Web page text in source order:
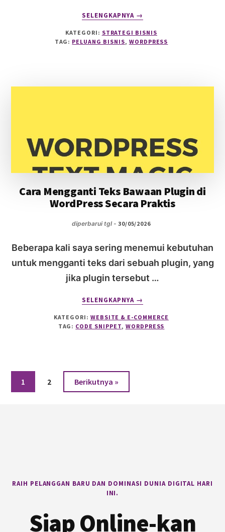
SELENGKAPNYA
PELUANG
BISNIS
WORDPRESS,
INGIN
→
KATEGORI: STRATEGI BISNIS
TAG: PELUANG BISNIS, WORDPRESS
Cara Mengganti Teks Bawaan Plugin di
WordPress Secara Praktis
diperbarui tgl - 30/05/2026
Beberapa kali saya sering menemui kebutuhan
untuk mengganti teks dari sebuah plugin, yang
jika plugin tersebut …
SELENGKAPNYA
CARA
MENGGANTI
TEKS
→
KATEGORI: WEBSITE & E-COMMERCE
TAG: CODE SNIPPET, WORDPRESS
Halaman
1 Halaman
2 Berikutnya »
RAIH PELANGGAN BARU DAN DOMINASI DUNIA DIGITAL HARI
INI.
Siap Online-kan